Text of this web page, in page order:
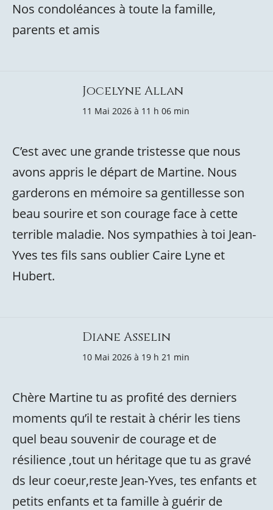
Nos condoléances à toute la famille,
parents et amis
Jocelyne Allan
11 Mai 2026 à 11 h 06 min
C’est avec une grande tristesse que nous
avons appris le départ de Martine. Nous
garderons en mémoire sa gentillesse son
beau sourire et son courage face à cette
terrible maladie. Nos sympathies à toi Jean-
Yves tes fils sans oublier Caire Lyne et
Hubert.
Diane Asselin
10 Mai 2026 à 19 h 21 min
Chère Martine tu as profité des derniers
moments qu’il te restait à chérir les tiens
quel beau souvenir de courage et de
résilience ,tout un héritage que tu as gravé
ds leur coeur,reste Jean-Yves, tes enfants et
petits enfants et ta famille à guérir de